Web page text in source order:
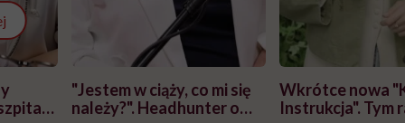
"Jestem w ciąży, co mi się
należy?". Headhunter o
Wkrótce nowa
Instrukcja". Tym